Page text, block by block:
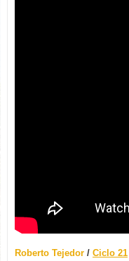
Roberto Tejedor / Ciclo 21